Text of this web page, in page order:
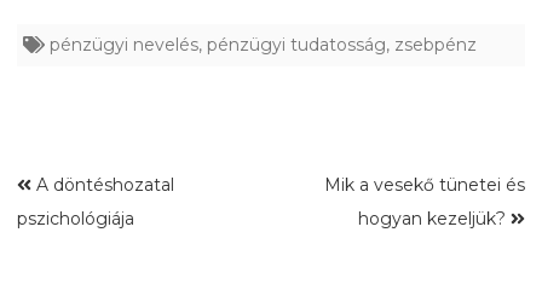
pénzügyi nevelés, pénzügyi tudatosság, zsebpénz
A döntéshozatal
pszichológiája
Mik a vesekő tünetei és
hogyan kezeljük?